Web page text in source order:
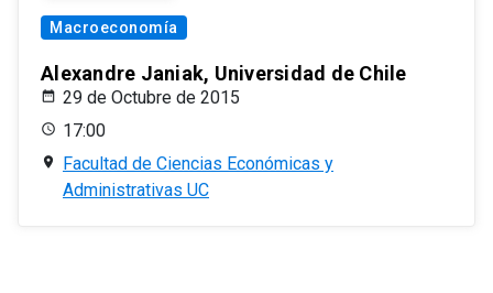
Macroeconomía
Alexandre Janiak, Universidad de Chile
29 de Octubre de 2015
17:00
Facultad de Ciencias Económicas y
Administrativas UC